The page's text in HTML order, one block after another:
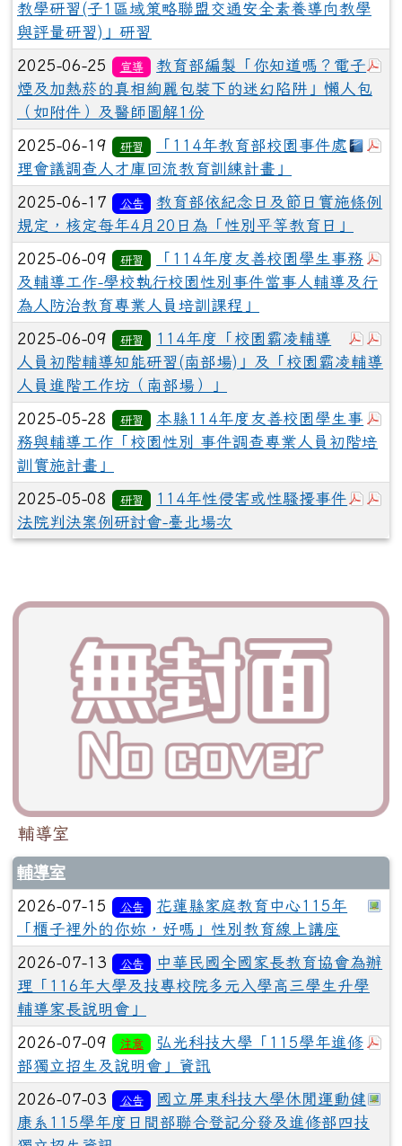
教學研習(子1區域策略聯盟交通安全素養導向教學
與評量研習)」研習
2025-06-25 宣導
教育部編製「你知道嗎？電子
煙及加熱菸的真相絢麗包裝下的迷幻陷阱」懶人包
（如附件）及醫師圖解1份
下
2025-06-19 研習
「114年教育部校園事件處
理會議調查人才庫回流教育訓練計畫」
2025-06-17 公告
教育部依紀念日及節日實施條例
規定，核定每年4月20日為「性別平等教育日」
2025-06-09 研習
「114年度友善校園學生事務
及輔導工作-學校執行校園性別事件當事人輔導及行
為人防治教育專業人員培訓課程」
於
2025-06-09 研習
114年度「校園霸凌輔導
人員初階輔導知能研習(南部場)」及「校園霸凌輔導
人員進階工作坊（南部場）」
2025-05-28 研習
本縣114年度友善校園學生事
務與輔導工作「校園性別 事件調查專業人員初階培
訓實施計畫」
於
2025-05-08 研習
114年性侵害或性騷擾事件
法院判決案例研討會-臺北場次
輔導室
輔導室
2026-07-15 公告
花蓮縣家庭教育中心115年
「櫃子裡外的你妳，好嗎」性別教育線上講座
2026-07-13 公告
中華民國全國家長教育協會為辦
理「116年大學及技專校院多元入學高三學生升學
輔導家長說明會」
2026-07-09 注意
弘光科技大學「115學年進修
部獨立招生及說明會」資訊
2026-07-03 公告
國立屏東科技大學休閒運動健
康系115學年度日間部聯合登記分發及進修部四技